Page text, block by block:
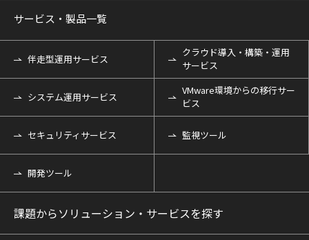
サービス・製品一覧
伴走型運用サービス
クラウド導入・構築・運用
サービス
システム運用サービス
VMware環境からの移行サー
ビス
セキュリティサービス 監視ツール
開発ツール
課題からソリューション・サービスを探す